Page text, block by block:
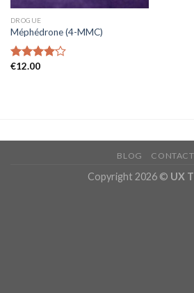
DROGUE
Méphédrone (4-MMC)
Rated
€12.00
BLOG CONTACT
Copyright 2026 © UX